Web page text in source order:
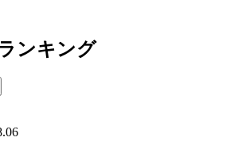
ンキング